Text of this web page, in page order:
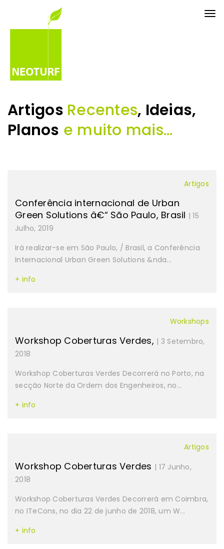
Artigos Recentes, Ideias,
Planos e muito mais...
Artigos
Conferência internacional de Urban
Green Solutions â€“ São Paulo, Brasil | 15
Julho, 2019
Irá realizar-se em São Paulo, / Brasil, a Conferência
Internacional Urban Green Solutions &nda...
+ info
Workshops
Workshop Coberturas Verdes, | 3 Setembro,
2018
Workshop Coberturas Verdes Decorrerá no Porto, na
secção Norte da Ordem dos Engenheiros, no...
+ info
Artigos
Workshop Coberturas Verdes | 17 Junho,
2018
Workshop Coberturas Verdes Decorrerá em Coimbra,
no ITeCons, no dia 22 de junho de 2018, um W...
+ info